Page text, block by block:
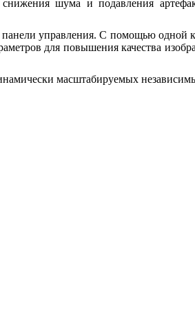
шума и подавления
управления. С помощью одной
для повышения качества
масштабируемых